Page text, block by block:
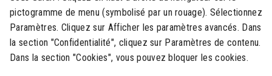
pictogramme de menu (symbolisé par un rouage). Sélectionnez
Paramètres. Cliquez sur Afficher les paramètres avancés. Dans
la section "Confidentialité", cliquez sur Paramètres de contenu.
Dans la section "Cookies", vous pouvez bloquer les cookies.